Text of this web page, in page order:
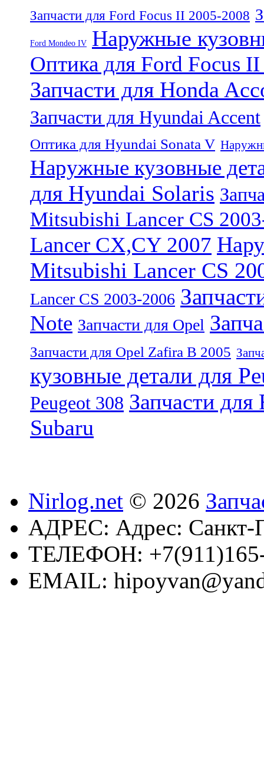
Запчасти для Ford Focus II 2005-2008
Ford Mondeo IV Наружные
Оптика для Ford Focus
Запчасти для Honda
Запчасти для Hyundai Accent
Оптика для Hyundai Sonata V
Наружные кузовные
для Hyundai Solaris
Mitsubishi Lancer CS
Lancer CX,CY 2007
Mitsubishi Lancer CS
Lancer CS 2003-2006
Note Запчасти для Opel
Запчасти для Opel Zafira B 2005
кузовные детали для
Peugeot 308 Запчасти для
Subaru
Nirlog.net © 2026
АДРЕС: Адрес: Санкт-
ТЕЛЕФОН:
EMAIL: